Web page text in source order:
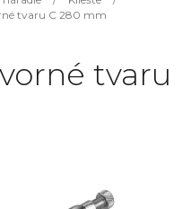
tvaru C 280 mm
tvaru